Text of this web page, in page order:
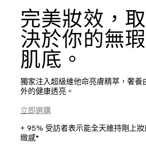
完美妝效，取
決於你的無瑕
肌底。
獨家注入超級維他命亮膚精萃，奢養
外的健康透亮。
立即選購
+ 95% 受訪者表示能全天維持剛上
緻感*